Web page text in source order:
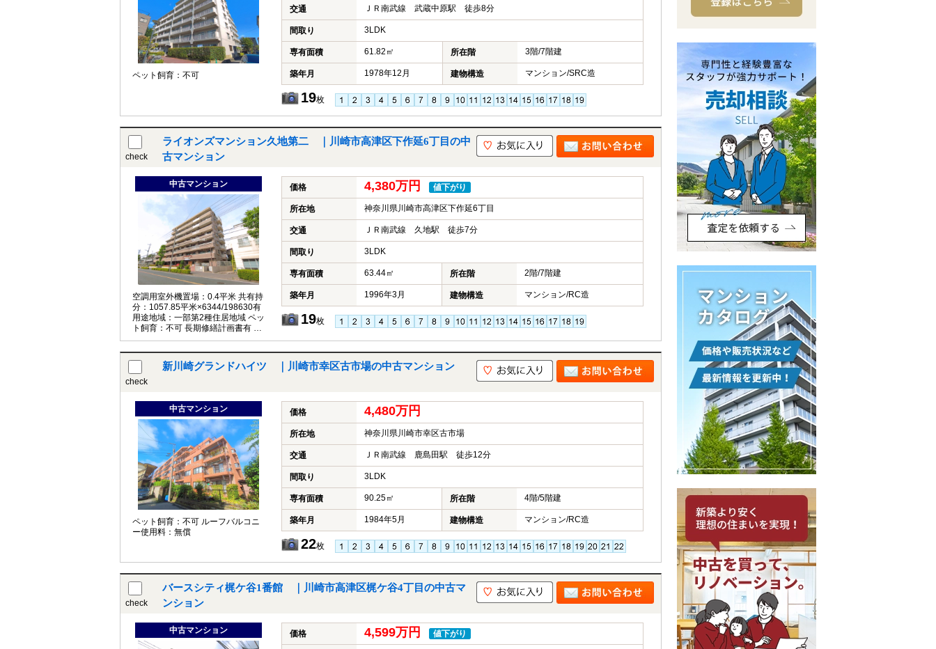
ペット飼育：不可
交通 ＪＲ南武線 武蔵中原駅 徒歩8分
間取り 3LDK
専有面積 61.82㎡ 所在階 3階/7階建
築年月 1978年12月 建物構造 マンション/SRC造
19枚
check
ライオンズマンション久地第二 ｜川崎市高津区下作延6丁目の中
古マンション
中古マンション
空調用室外機置場：0.4平米 共有持
分：1057.85平米×6344/198630有
用途地域：一部第2種住居地域 ペッ
ト飼育：不可 長期修繕計画書有 事
務所利用不可 民泊不可
価格 4,380万円 値下がり
所在地 神奈川県川崎市高津区下作延6丁目
交通 ＪＲ南武線 久地駅 徒歩7分
間取り 3LDK
専有面積 63.44㎡ 所在階 2階/7階建
築年月 1996年3月 建物構造 マンション/RC造
19枚
check
新川崎グランドハイツ ｜川崎市幸区古市場の中古マンション
中古マンション
ペット飼育：不可 ルーフバルコニ
ー使用料：無償
価格 4,480万円
所在地 神奈川県川崎市幸区古市場
交通 ＪＲ南武線 鹿島田駅 徒歩12分
間取り 3LDK
専有面積 90.25㎡ 所在階 4階/5階建
築年月 1984年5月 建物構造 マンション/RC造
22枚
check
バースシティ梶ケ谷1番館 ｜川崎市高津区梶ケ谷4丁目の中古マ
ンション
中古マンション 価格 4,599万円 値下がり